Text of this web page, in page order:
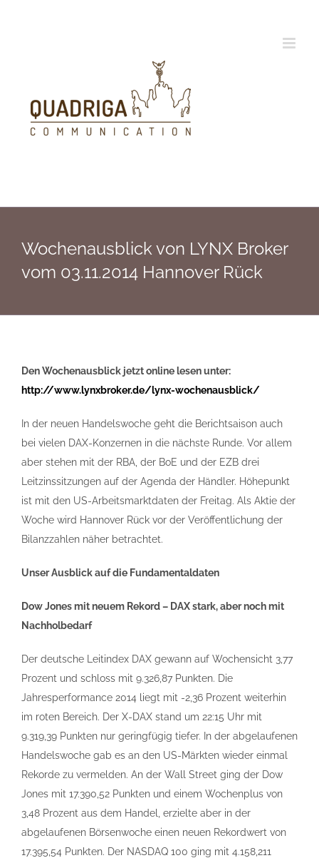
Wochenausblick von LYNX Broker
vom 03.11.2014 Hannover Rück
Den Wochenausblick jetzt online lesen unter:
http://www.lynxbroker.de/lynx-wochenausblick/
In der neuen Handelswoche geht die Berichtsaison auch
bei vielen DAX-Konzernen in die nächste Runde. Vor allem
aber stehen mit der RBA, der BoE und der EZB drei
Leitzinssitzungen auf der Agenda der Händler. Höhepunkt
ist mit den US-Arbeitsmarktdaten der Freitag. Als Aktie der
Woche wird Hannover Rück vor der Veröffentlichung der
Bilanzzahlen näher betrachtet.
Unser Ausblick auf die Fundamentaldaten
Dow Jones mit neuem Rekord – DAX stark, aber noch mit
Nachholbedarf
Der deutsche Leitindex DAX gewann auf Wochensicht 3,77
Prozent und schloss mit 9.326,87 Punkten. Die
Jahresperformance 2014 liegt mit -2,36 Prozent weiterhin
im roten Bereich. Der X-DAX stand um 22:15 Uhr mit
9.319,39 Punkten nur geringfügig tiefer. In der abgelaufenen
Handelswoche gab es an den US-Märkten wieder einmal
Rekorde zu vermelden. An der Wall Street ging der Dow
Jones mit 17.390,52 Punkten und einem Wochenplus von
3,48 Prozent aus dem Handel, erzielte aber in der
abgelaufenen Börsenwoche einen neuen Rekordwert von
17.395,54 Punkten. Der NASDAQ 100 ging mit 4.158,211